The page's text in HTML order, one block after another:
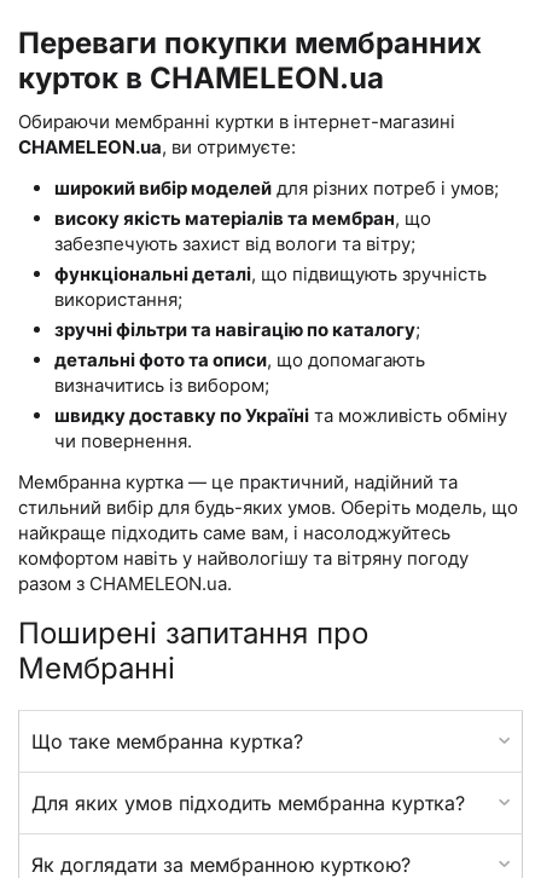
Переваги покупки мембранних
курток в CHAMELEON.ua
Обираючи мембранні куртки в інтернет-магазині
CHAMELEON.ua, ви отримуєте:
широкий вибір моделей для різних потреб і умов;
високу якість матеріалів та мембран, що
забезпечують захист від вологи та вітру;
функціональні деталі, що підвищують зручність
використання;
зручні фільтри та навігацію по каталогу;
детальні фото та описи, що допомагають
визначитись із вибором;
швидку доставку по Україні та можливість обміну
чи повернення.
Мембранна куртка — це практичний, надійний та
стильний вибір для будь-яких умов. Оберіть модель, що
найкраще підходить саме вам, і насолоджуйтесь
комфортом навіть у найвологішу та вітряну погоду
разом з CHAMELEON.ua.
Поширені запитання про
Мембранні
Що таке мембранна куртка?
Для яких умов підходить мембранна куртка?
Як доглядати за мембранною курткою?